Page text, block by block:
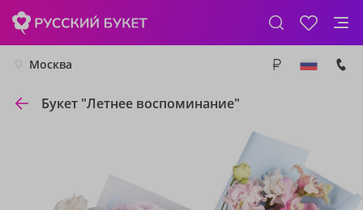
Москва
Букет "Летнее воспоминание"